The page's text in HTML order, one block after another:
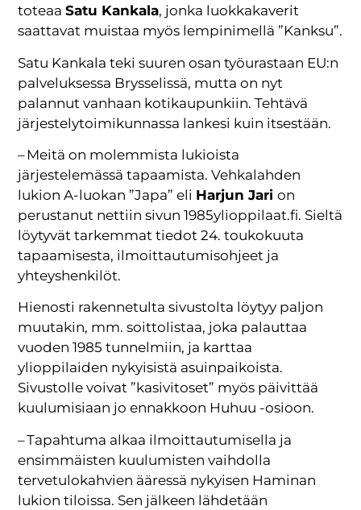
toteaaSatu Kankala, jonka luokkakaverit
saattavat muistaa myös lempinimellä ”Kanksu”.
Satu Kankala teki suuren osan työurastaan EU:n
palveluksessa Brysselissä, mutta on nyt
palannut vanhaan kotikaupunkiin. Tehtävä
järjestelytoimikunnassa lankesi kuin itsestään.
– Meitä on molemmista lukioista
järjestelemässä tapaamista. Vehkalahden
lukion A-luokan ”Japa” eli Harjun Jarion
perustanut nettiin sivun 1985ylioppilaat.fi. Sieltä
löytyvät tarkemmat tiedot 24. toukokuuta
tapaamisesta, ilmoittautumisohjeet ja
yhteyshenkilöt.
Hienosti rakennetulta sivustolta löytyy paljon
muutakin, mm. soittolistaa, joka palauttaa
vuoden 1985 tunnelmiin, ja karttaa
ylioppilaiden nykyisistä asuinpaikoista.
Sivustolle voivat ”kasivitoset” myös päivittää
kuulumisiaan jo ennakkoon Huhuu -osioon.
– Tapahtuma alkaa ilmoittautumisella ja
ensimmäisten kuulumisten vaihdolla
tervetulokahvien ääressä nykyisen Haminan
lukion tiloissa. Sen jälkeen lähdetään